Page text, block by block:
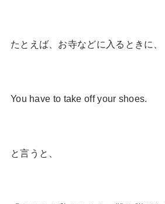
たとえば、お寺などに入るときに、
You have to take off your shoes.
と言うと、